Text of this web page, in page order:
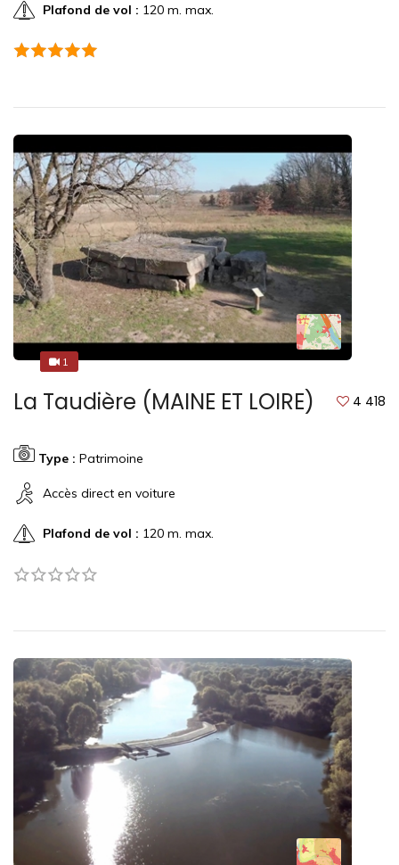
Plafond de vol : 120 m. max.
1
1
La Taudière (MAINE ET LOIRE) 4 418
Type : Patrimoine
Accès direct en voiture
Plafond de vol : 120 m. max.